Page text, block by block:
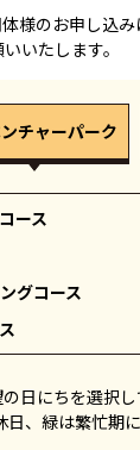
様のお申し込
いたします。
チャーパーク
ース
グコース
の日にちを選択
日、緑は繁忙期